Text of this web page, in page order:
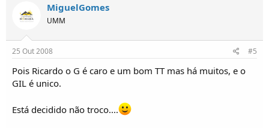
MiguelGomes
UMM
25 Out 2008 #5
Pois Ricardo o G é caro e um bom TT mas há muitos, e o
GIL é unico.
Está decidido não troco....